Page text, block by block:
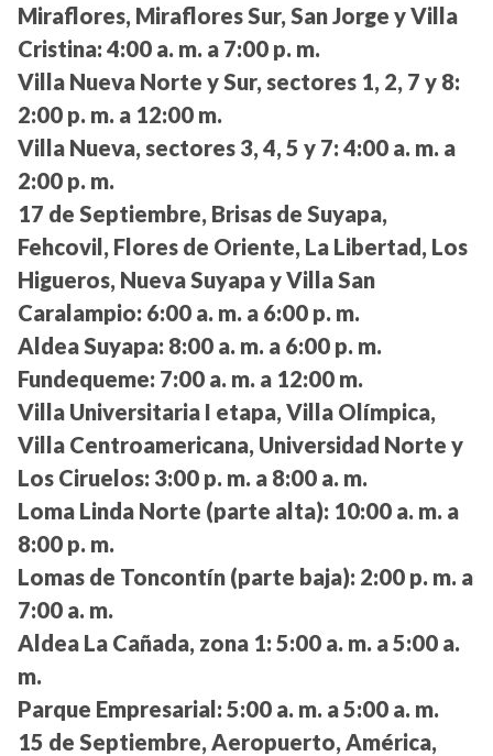
Miraflores, Miraflores Sur, San Jorge y Villa
Cristina: 4:00 a. m. a 7:00 p. m.
Villa Nueva Norte y Sur, sectores 1, 2, 7 y 8:
2:00 p. m. a 12:00 m.
Villa Nueva, sectores 3, 4, 5 y 7: 4:00 a. m. a
2:00 p. m.
17 de Septiembre, Brisas de Suyapa,
Fehcovil, Flores de Oriente, La Libertad, Los
Higueros, Nueva Suyapa y Villa San
Caralampio: 6:00 a. m. a 6:00 p. m.
Aldea Suyapa: 8:00 a. m. a 6:00 p. m.
Fundequeme: 7:00 a. m. a 12:00 m.
Villa Universitaria I etapa, Villa Olímpica,
Villa Centroamericana, Universidad Norte y
Los Ciruelos: 3:00 p. m. a 8:00 a. m.
Loma Linda Norte (parte alta): 10:00 a. m. a
8:00 p. m.
Lomas de Toncontín (parte baja): 2:00 p. m. a
7:00 a. m.
Aldea La Cañada, zona 1: 5:00 a. m. a 5:00 a.
m.
Parque Empresarial: 5:00 a. m. a 5:00 a. m.
15 de Septiembre, Aeropuerto, América,